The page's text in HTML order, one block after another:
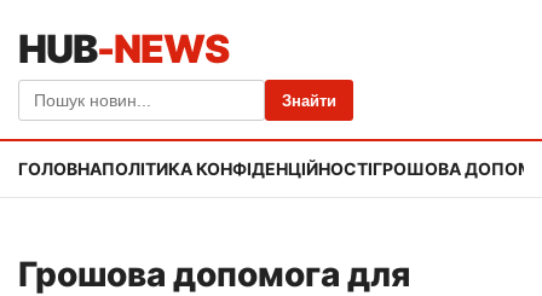
HUB-NEWS
Знайти
ГОЛОВНАПОЛІТИКА КОНФІДЕНЦІЙНОСТІГРОШОВА
Грошова допомога для